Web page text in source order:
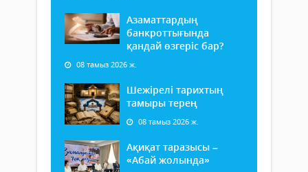
Азаматтардың
банкроттығында
қандай өзгеріс бар?
08 тамыз 2026 ж.
Шежірелі тарихтың
тамыры терең
08 тамыз 2026 ж.
Ақиқат таразысы –
«Абай жолында»